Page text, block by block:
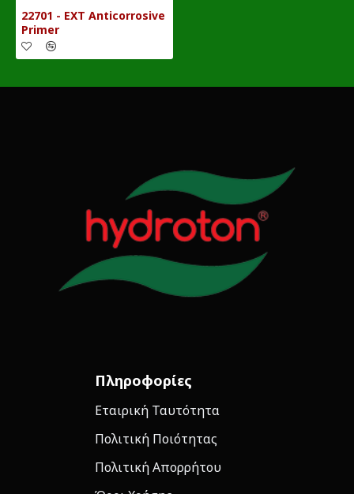
22701 - EXT Anticorrosive
Primer
Πληροφορίες
Εταιρική Ταυτότητα
Πολιτική Ποιότητας
Πολιτική Απορρήτου